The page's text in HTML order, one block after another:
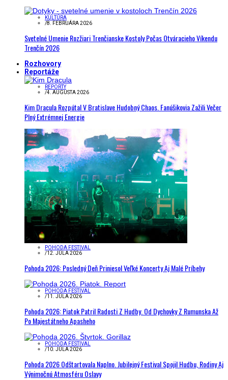
KULTÚRA
/8. FEBRUÁRA 2026
Svetelné Umenie Rozžiari Trenčianske Kostoly Počas Otváracieho Víkendu
Trenčín 2026
Rozhovory
Reportáže
REPORTY
/4. AUGUSTA 2026
Kim Dracula Rozpútal V Bratislave Hudobný Chaos. Fanúšikovia Zažili Večer
Plný Extrémnej Energie
POHODA FESTIVAL
/12. JÚLA 2026
Pohoda 2026: Posledný Deň Priniesol Veľké Koncerty Aj Malé Príbehy
POHODA FESTIVAL
/11. JÚLA 2026
Pohoda 2026: Piatok Patril Radosti Z Hudby. Od Dychovky Z Rumunska Až
Po Majestátneho Apasheho
POHODA FESTIVAL
/10. JÚLA 2026
Pohoda 2026 Odštartovala Naplno. Jubilejný Festival Spojil Hudbu, Rodiny Aj
Výnimočnú Atmosféru Oslavy